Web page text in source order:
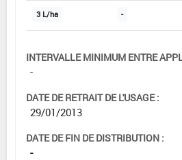
3 L/ha -
INTERVALLE MINIMUM ENTRE
-
DATE DE RETRAIT DE L'USAGE :
29/01/2013
DATE DE FIN DE DISTRIBUTION :
-